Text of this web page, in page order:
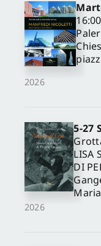
2026
2026
5-27
LISA
DI